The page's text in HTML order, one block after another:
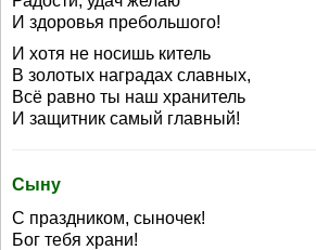
И здоровья пребольшого!
И хотя не носишь китель
В золотых наградах славных,
Всё равно ты наш хранитель
И защитник самый главный!
Сыну
С праздником, сыночек!
Бог тебя храни!